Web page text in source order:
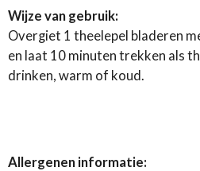
Wijze van gebruik:
Overgiet 1 theelepel bladeren
en laat 10 minuten trekken als
drinken, warm of koud.
Allergenen informatie: